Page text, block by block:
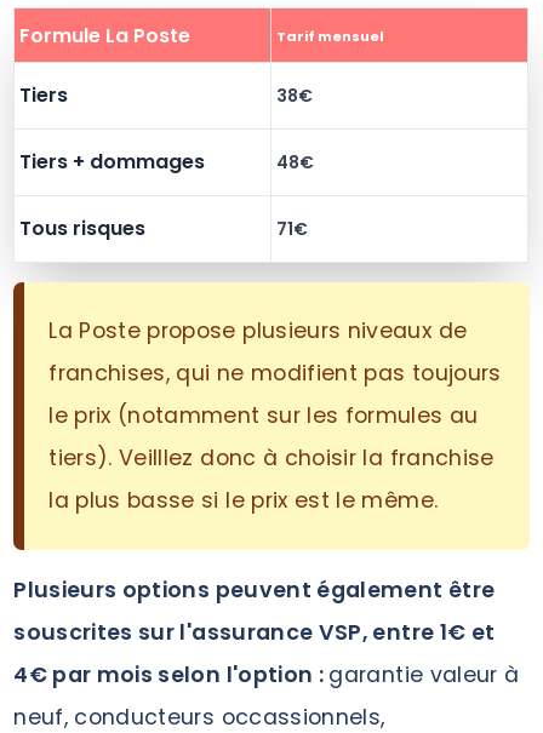
Formule La Poste Tarif mensuel
Tiers 38€
Tiers + dommages 48€
Tous risques 71€
La Poste propose plusieurs niveaux de
franchises, qui ne modifient pas toujours
le prix (notamment sur les formules au
tiers). Veilllez donc à choisir la franchise
la plus basse si le prix est le même.
Plusieurs options peuvent également être
souscrites sur l'assurance VSP, entre 1€ et
4€ par mois selon l'option : garantie valeur à
neuf, conducteurs occassionnels,